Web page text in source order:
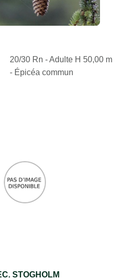
20/30 Rn - Adulte H 50,00 m
- Épicéa commun
STOGHOLM